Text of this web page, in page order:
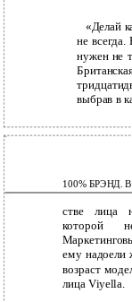
«Делай
не всегда.
нужен не
выбрав в
100%
стве лица
которой
ему надоели
возраст
лица Viyella.